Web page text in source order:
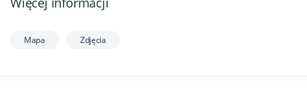
Mapa Zdjęcia